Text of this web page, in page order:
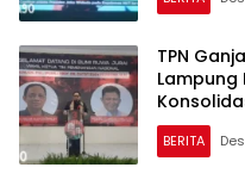
TPN
BERITA